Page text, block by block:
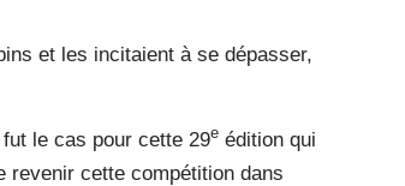
et les incitaient à se dépasser,
le cas pour cette 29e édition qui
revenir cette compétition dans